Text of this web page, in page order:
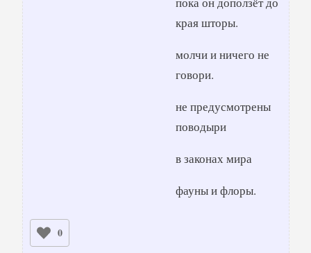
края шторы.
молчи и ничего не
говори.
не предусмотрены
поводыри
в законах мира
фауны и флоры.
0